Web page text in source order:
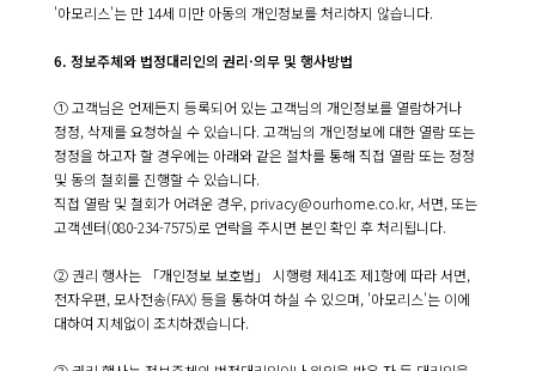
'아모리스'는 만 14세 미만 아동의 개인정보를 처리하지 않습니다.
6. 정보주체와 법정대리인의 권리·의무 및 행사방법
① 고객님은 언제든지 등록되어 있는 고객님의 개인정보를 열람하거나
정정, 삭제를 요청하실 수 있습니다. 고객님의 개인정보에 대한 열람 또는
정정을 하고자 할 경우에는 아래와 같은 절차를 통해 직접 열람 또는 정정
및 동의 철회를 진행할 수 있습니다.
직접 열람 및 철회가 어려운 경우, privacy@ourhome.co.kr, 서면, 또는
고객센터(080-234-7575)로 연락을 주시면 본인 확인 후 처리됩니다.
② 권리 행사는 「개인정보 보호법」 시행령 제41조 제1항에 따라 서면,
전자우편, 모사전송(FAX) 등을 통하여 하실 수 있으며, '아모리스'는 이에
대하여 지체없이 조치하겠습니다.